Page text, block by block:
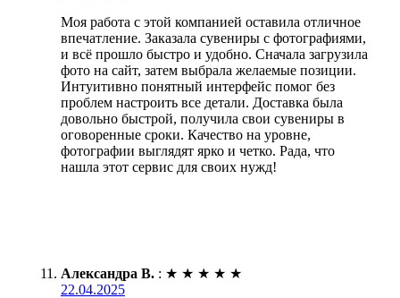
Моя работа с этой компанией оставила отличное
впечатление. Заказала сувениры с фотографиями,
и всё прошло быстро и удобно. Сначала загрузила
фото на сайт, затем выбрала желаемые позиции.
Интуитивно понятный интерфейс помог без
проблем настроить все детали. Доставка была
довольно быстрой, получила свои сувениры в
оговоренные сроки. Качество на уровне,
фотографии выглядят ярко и четко. Рада, что
нашла этот сервис для своих нужд!
Александра В. : ★ ★ ★ ★ ★
22.04.2025